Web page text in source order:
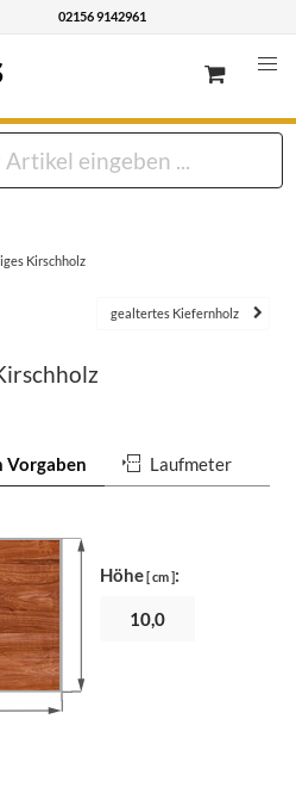
02156 9142961
Kirschholz
gealtertes Kiefernholz
Vorgaben Laufmeter
Höhe[ cm ]: